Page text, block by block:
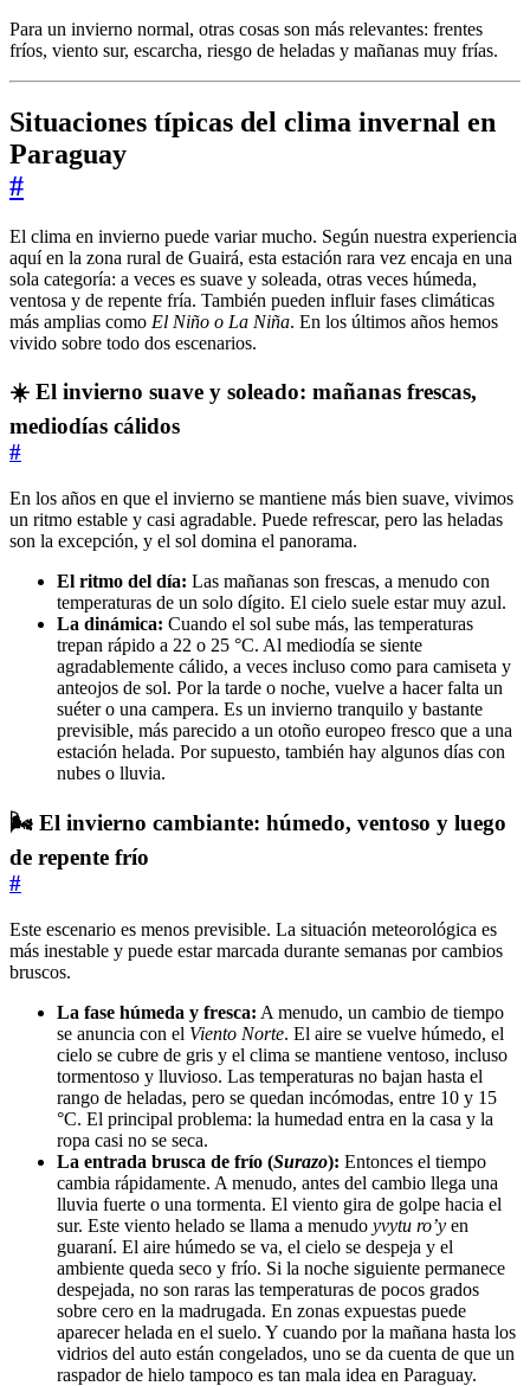
Para un invierno normal, otras cosas son más relevantes: frentes
fríos, viento sur, escarcha, riesgo de heladas y mañanas muy frías.
Situaciones típicas del clima invernal en
Paraguay
#
El clima en invierno puede variar mucho. Según nuestra experiencia
aquí en la zona rural de Guairá, esta estación rara vez encaja en una
sola categoría: a veces es suave y soleada, otras veces húmeda,
ventosa y de repente fría. También pueden influir fases climáticas
más amplias como El Niño o La Niña. En los últimos años hemos
vivido sobre todo dos escenarios.
☀️ El invierno suave y soleado: mañanas frescas,
mediodías cálidos
#
En los años en que el invierno se mantiene más bien suave, vivimos
un ritmo estable y casi agradable. Puede refrescar, pero las heladas
son la excepción, y el sol domina el panorama.
El ritmo del día: Las mañanas son frescas, a menudo con
temperaturas de un solo dígito. El cielo suele estar muy azul.
La dinámica: Cuando el sol sube más, las temperaturas
trepan rápido a 22 o 25 °C. Al mediodía se siente
agradablemente cálido, a veces incluso como para camiseta y
anteojos de sol. Por la tarde o noche, vuelve a hacer falta un
suéter o una campera. Es un invierno tranquilo y bastante
previsible, más parecido a un otoño europeo fresco que a una
estación helada. Por supuesto, también hay algunos días con
nubes o lluvia.
🌬️ El invierno cambiante: húmedo, ventoso y luego
de repente frío
#
Este escenario es menos previsible. La situación meteorológica es
más inestable y puede estar marcada durante semanas por cambios
bruscos.
La fase húmeda y fresca: A menudo, un cambio de tiempo
se anuncia con el Viento Norte. El aire se vuelve húmedo, el
cielo se cubre de gris y el clima se mantiene ventoso, incluso
tormentoso y lluvioso. Las temperaturas no bajan hasta el
rango de heladas, pero se quedan incómodas, entre 10 y 15
°C. El principal problema: la humedad entra en la casa y la
ropa casi no se seca.
La entrada brusca de frío (Surazo): Entonces el tiempo
cambia rápidamente. A menudo, antes del cambio llega una
lluvia fuerte o una tormenta. El viento gira de golpe hacia el
sur. Este viento helado se llama a menudo yvytu ro’y en
guaraní. El aire húmedo se va, el cielo se despeja y el
ambiente queda seco y frío. Si la noche siguiente permanece
despejada, no son raras las temperaturas de pocos grados
sobre cero en la madrugada. En zonas expuestas puede
aparecer helada en el suelo. Y cuando por la mañana hasta los
vidrios del auto están congelados, uno se da cuenta de que un
raspador de hielo tampoco es tan mala idea en Paraguay.